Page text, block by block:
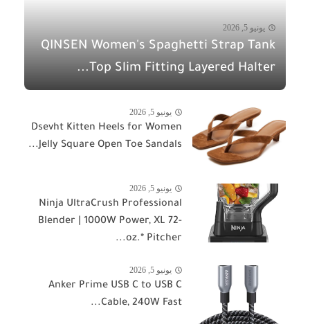
يونيو 5, 2026
QINSEN Women's Spaghetti Strap Tank
Top Slim Fitting Layered Halter...
يونيو 5, 2026
Dsevht Kitten Heels for Women
Jelly Square Open Toe Sandals...
يونيو 5, 2026
Ninja UltraCrush Professional
Blender | 1000W Power, XL 72-
oz.* Pitcher...
يونيو 5, 2026
Anker Prime USB C to USB C
Cable, 240W Fast...